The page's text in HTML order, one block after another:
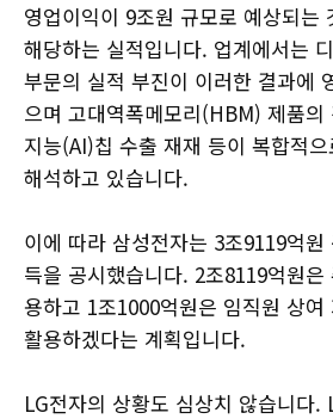
영업이익이 9조원 규모로 예상되는
해당하는 실적입니다. 업계에서는
부문의 실적 부진이 이러한 결과에
으며 고대역폭메모리(HBM) 제품
지능(AI)칩 수출 재재 등이 복합적
해석하고 있습니다.
이에 따라 삼성전자는 3조9119억원
득을 공시했습니다. 2조8119억원
용하고 1조1000억원은 임직원 상여
활용하겠다는 계획입니다.
LG전자의 상황도 심상치 않습니다.